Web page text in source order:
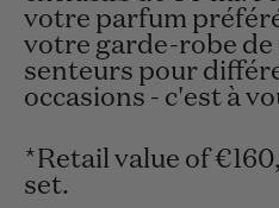
votre parfum
votre garde-robe de
senteurs pour
occasions - c'est à
*Retail value of
set.